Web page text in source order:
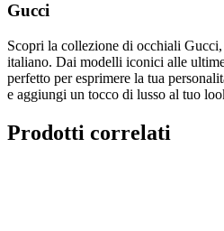
Gucci
Scopri la collezione di occhiali
italiano. Dai modelli iconici alle
perfetto per esprimere la tua
e aggiungi un tocco di lusso al tuo
Prodotti correlati